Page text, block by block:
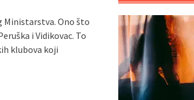
Ministarstva. Ono što
i Vidikovac. To
klubova koji